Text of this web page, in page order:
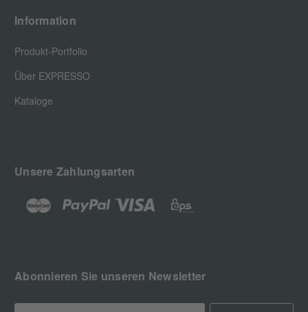
Information
Produkt-Portfolio
Über EXPRESSO
Kataloge
Unsere Zahlungsarten
Abonnieren Sie unseren Newsletter